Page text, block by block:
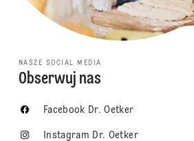
NASZE SOCIAL MEDIA
Obserwuj nas
Facebook Dr. Oetker
Instagram Dr. Oetker